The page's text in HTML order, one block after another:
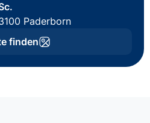
Paderborn
finden